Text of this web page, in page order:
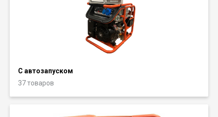
С автозапуском
37 товаров